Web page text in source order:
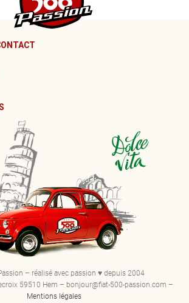
– réalisé avec passion ♥ depuis 2004
59510 Hem – bonjour@fiat-500-passion.com –
Mentions légales